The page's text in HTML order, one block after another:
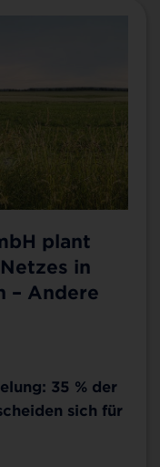
plant
in
– Andere
35 % der
sich für